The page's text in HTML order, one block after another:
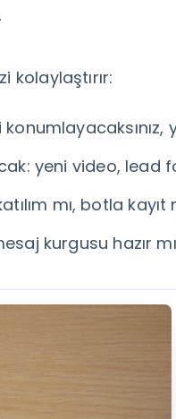
kolaylaştırır:
yeni video, lead
mı, botla
kurgusu hazır